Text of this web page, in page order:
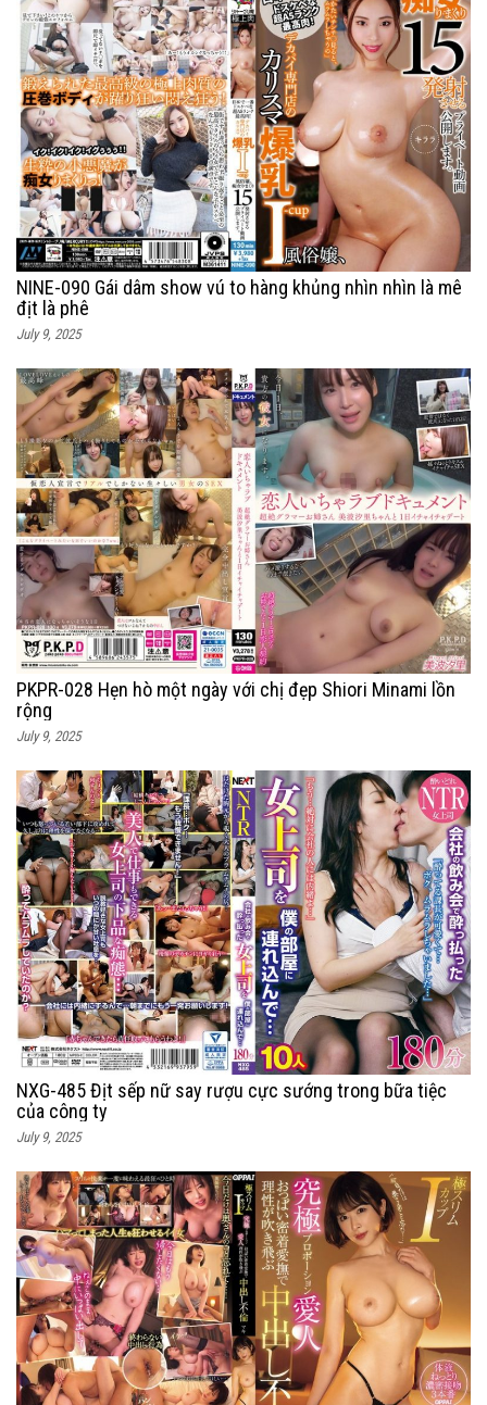
NINE-090 Gái dâm show vú to hàng khủng nhìn nhìn là mê
địt là phê
July 9, 2025
PKPR-028 Hẹn hò một ngày với chị đẹp Shiori Minami lồn
rộng
July 9, 2025
NXG-485 Địt sếp nữ say rượu cực sướng trong bữa tiệc
của công ty
July 9, 2025